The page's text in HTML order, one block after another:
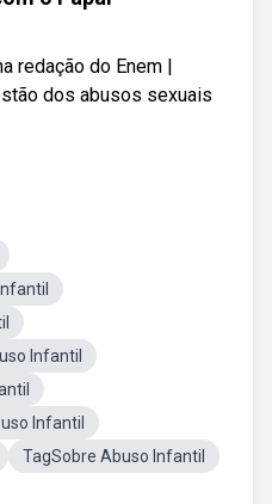
redação do Enem |
dos abusos sexuais
Infantil
Infantil
TagSobre Abuso Infantil